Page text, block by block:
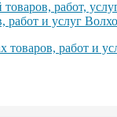
работ,
и услуг
работ и